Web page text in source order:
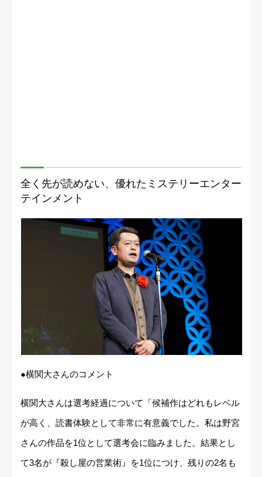
全く先が読めない、優れたミステリーエンター
テインメント
●横関大さんのコメント
横関大さんは選考経過について「候補作はどれもレベル
が高く、読書体験として非常に有意義でした。私は野宮
さんの作品を1位として選考会に臨みました。結果とし
て3名が『殺し屋の営業術』を1位につけ、残りの2名も